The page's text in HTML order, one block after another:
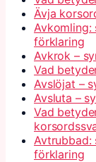
Ävja
Avkomling:
förklaring
Avkrok –
Vad
Avslöjat –
Avsluta –
Vad
Avtrubbad:
förklaring